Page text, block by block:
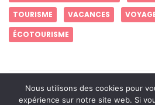
TOURISME
VACANCES
ÉCOTOURISME
Créez des souvenirs
Nous utilisons des cookies pour
expérience sur notre site web. Si